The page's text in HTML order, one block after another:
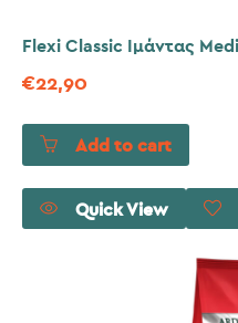
Flexi Classic Ιμάντας
€22,90
Add to cart
Quick View